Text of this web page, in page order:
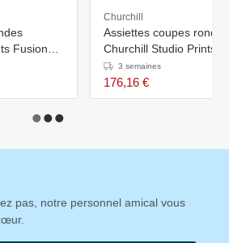
Fusion
Churchill
Assiettes coupes rondes
Churchill Studio Prints
Grey 182mm (Lot de
3 semaines
176,16 €
pas, notre personnel amical vous